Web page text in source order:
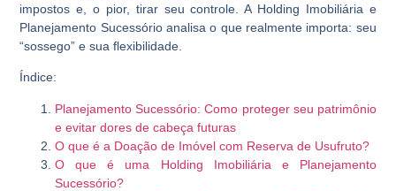
impostos e, o pior, tirar seu controle. A Holding Imobiliária e
Planejamento Sucessório analisa o que realmente importa: seu
“sossego” e sua flexibilidade.
Índice:
Planejamento Sucessório: Como proteger seu patrimônio
e evitar dores de cabeça futuras
O que é a Doação de Imóvel com Reserva de Usufruto?
O que é uma Holding Imobiliária e Planejamento
Sucessório?